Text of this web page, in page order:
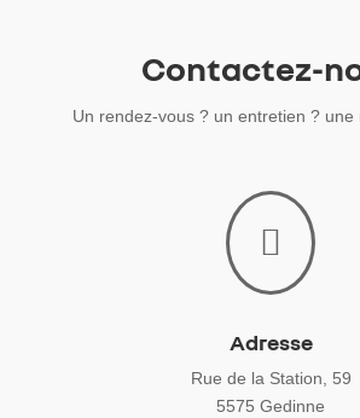
Contactez-
Un rendez-vous ? un entretien ? une

Adresse
Rue de la Station, 59
5575 Gedinne